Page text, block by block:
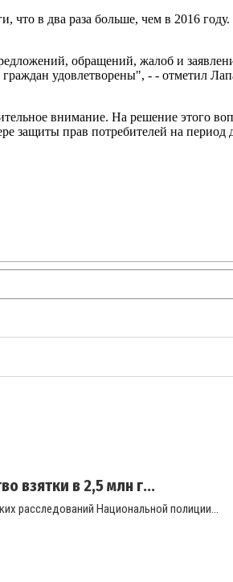
что в два раза больше, чем в 2016
обращений, жалоб и
удовлетворены", - - отметил
внимание. На решение этого
защиты прав потребителей на период
взятки в 2,5 млн г...
расследований Национальной полиции...